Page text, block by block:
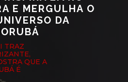
E MERGULHA O
DA
TRAZ
QUE A
É